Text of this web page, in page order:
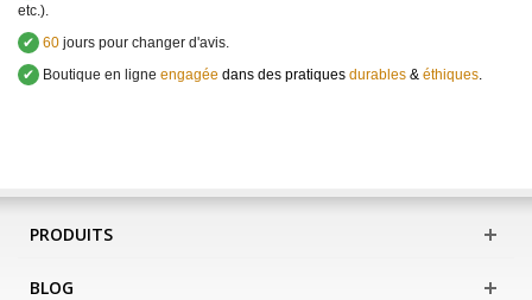
etc.).
✔ 60 jours pour changer d'avis.
✔
Boutique en ligne engagée dans des pratiques durables & éthiques.
PRODUITS
BLOG